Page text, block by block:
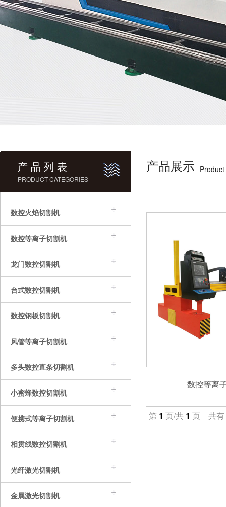
产 品 列 表
PRODUCT CATEGORIES
数控火焰切割机
数控等离子切割机
龙门数控切割机
台式数控切割机
数控钢板切割机
风管等离子切割机
多头数控直条切割机
小蜜蜂数控切割机
便携式等离子切割机
相贯线数控切割机
光纤激光切割机
金属激光切割机
产品展示 Product
数控等离
第 1 页/共 1 页 共有